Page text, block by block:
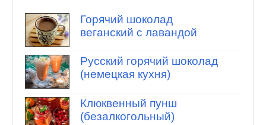
Горячий шоколад
веганский с лавандой
Русский горячий шоколад
(немецкая кухня)
Клюквенный пунш
(безалкогольный)